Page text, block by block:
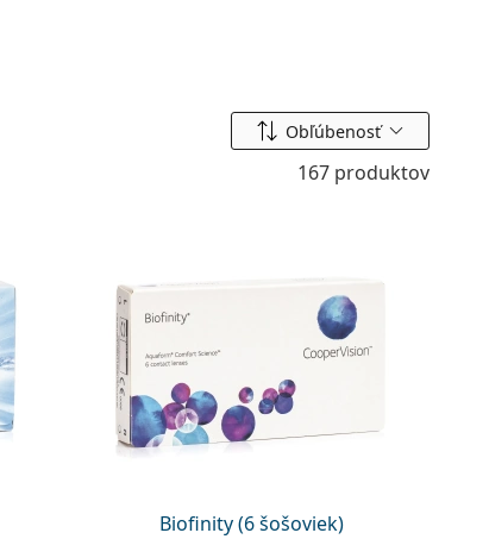
Zoradiť podľa
Obľúbenosť
167 produktov
Biofinity (6 šošoviek)